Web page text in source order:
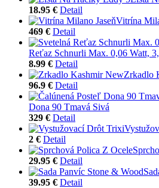
18.95 € Detail
Vitrína
469 € Detail
Reťaz Schnurli Max. 0,06 Watt,
8.99 € Detail
Zrkadlo
96.9 € Detail
Dona 90 Tmavá Sivá
329 € Detail
2 € Detail
29.95 € Detail
39.95 € Detail